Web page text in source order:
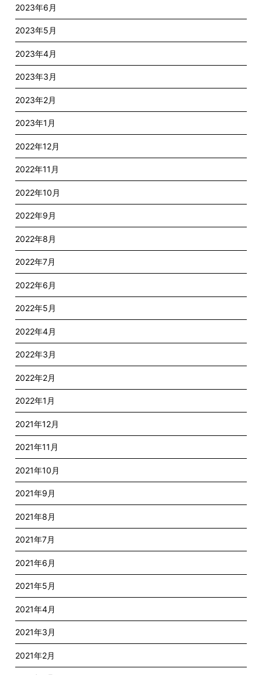
2023年6月
2023年5月
2023年4月
2023年3月
2023年2月
2023年1月
2022年12月
2022年11月
2022年10月
2022年9月
2022年8月
2022年7月
2022年6月
2022年5月
2022年4月
2022年3月
2022年2月
2022年1月
2021年12月
2021年11月
2021年10月
2021年9月
2021年8月
2021年7月
2021年6月
2021年5月
2021年4月
2021年3月
2021年2月